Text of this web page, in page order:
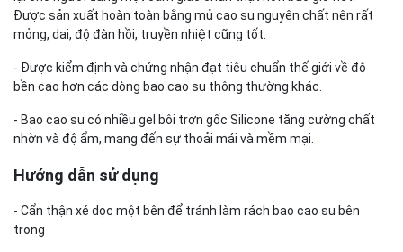
Được sản xuất hoàn toàn bằng mủ cao su nguyên chất nên rất
mỏng, dai, độ đàn hồi, truyền nhiệt cũng tốt.
- Được kiểm định và chứng nhận đạt tiêu chuẩn thế giới về độ
bền cao hơn các dòng bao cao su thông thường khác.
- Bao cao su có nhiều gel bôi trơn gốc Silicone tăng cường chất
nhờn và độ ẩm, mang đến sự thoải mái và mềm mại.
Hướng dẫn sử dụng
- Cẩn thận xé dọc một bên để tránh làm rách bao cao su bên
trong